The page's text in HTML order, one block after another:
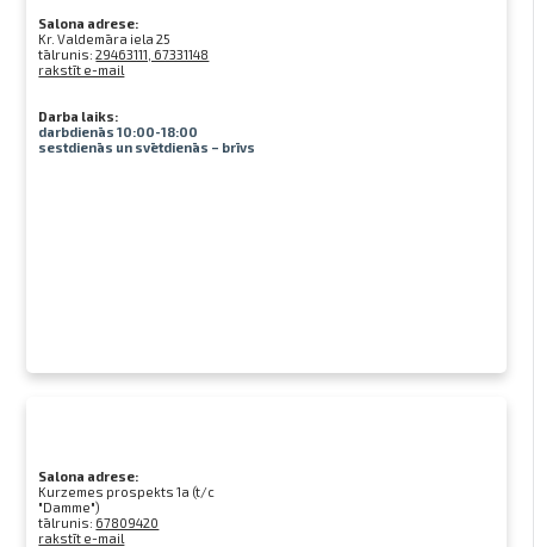
Salona adrese:
Kr. Valdemāra iela 25
tālrunis:29463111, 67331148
rakstīt e-mail
Darba laiks:
darbdienās 10:00-18:00
sestdienās un svētdienās – brīvs
Salona adrese:
Kurzemes prospekts 1a (t/c
"Damme")
tālrunis: 67809420
rakstīt e-mail